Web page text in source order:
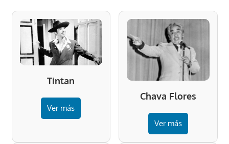
Tintan
Ver más
Chava Flores
Ver más